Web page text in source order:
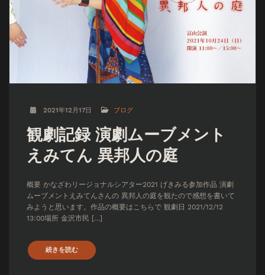
2021年12月17日 ブログ
観劇記録 演劇ムーブメント
えみてん 異邦人の庭
概要 かなざわリージョナルシアター2021 げきみる参加作品 演劇
ムーブメントえみてんさんの 異邦人の庭を観たので感想を書いて
みようと思います。作品の概要はこちらで 観劇日 2021/12/12
13:00場所 金沢市民 […]
続きを読む